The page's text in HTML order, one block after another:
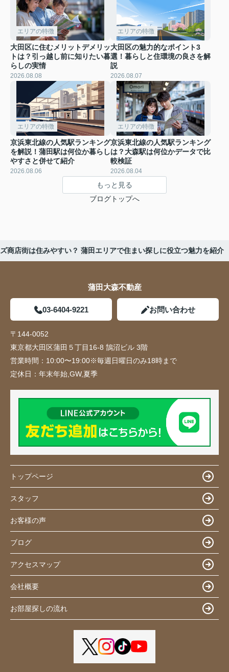
エリアの特徴
大田区に住むメリットデメリッ
トは？引っ越し前に知りたい暮
らしの実情
2026.08.08
エリアの特徴
大田区の魅力的なポイント3
選！暮らしと住環境の良さを解
説
2026.08.07
エリアの特徴
京浜東北線の人気駅ランキング
を解説！蒲田駅は何位か暮らし
やすさと併せて紹介
2026.08.06
エリアの特徴
京浜東北線の人気駅ランキング
は？大森駅は何位かデータで比
較検証
2026.08.04
もっと見る
ブログトップへ
商店街は住みやすい？ 蒲田エリアで住まい探しに役立つ魅力を紹介
蒲田大森不動産
03-6404-9221 お問い合わせ
〒144-0052
東京都大田区蒲田５丁目16-8 鵠沼ビル 3階
営業時間： 10:00〜19:00※毎週日曜日のみ18時まで
定休日： 年末年始,GW,夏季
トップページ
スタッフ
お客様の声
ブログ
アクセスマップ
会社概要
お部屋探しの流れ